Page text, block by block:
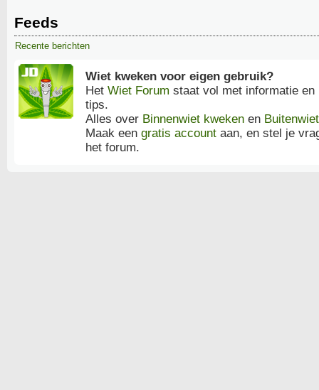
Feeds
Recente berichten
Wiet kweken voor eigen gebruik?
Het Wiet Forum staat vol met informatie en
tips.
Alles over Binnenwiet kweken en
Maak een gratis account aan, en stel je
het forum.